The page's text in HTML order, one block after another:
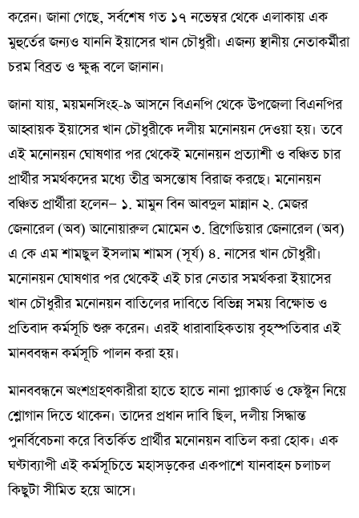
করেন। জানা গেছে, সর্বশেষ গত ১৭ নভেম্বর থেকে এলাকায় এক
মুহুর্তের জন্যও যাননি ইয়াসের খান চৌধুরী। এজন্য স্থানীয় নেতাকর্মীরা
চরম বিব্রত ও ক্ষুব্ধ বলে জানান।
জানা যায়, ময়মনসিংহ-৯ আসনে বিএনপি থেকে উপজেলা বিএনপির
আহ্বায়ক ইয়াসের খান চৌধুরীকে দলীয় মনোনয়ন দেওয়া হয়। তবে
এই মনোনয়ন ঘোষণার পর থেকেই মনোনয়ন প্রত্যাশী ও বঞ্চিত চার
প্রার্থীর সমর্থকদের মধ্যে তীব্র অসন্তোষ বিরাজ করছে। মনোনয়ন
বঞ্চিত প্রার্থীরা হলেন— ১. মামুন বিন আবদুল মান্নান ২. মেজর
জেনারেল (অব) আনোয়ারুল মোমেন ৩. ব্রিগেডিয়ার জেনারেল (অব)
এ কে এম শামছুল ইসলাম শামস (সূর্য) ৪. নাসের খান চৌধুরী।
মনোনয়ন ঘোষণার পর থেকেই এই চার নেতার সমর্থকরা ইয়াসের
খান চৌধুরীর মনোনয়ন বাতিলের দাবিতে বিভিন্ন সময় বিক্ষোভ ও
প্রতিবাদ কর্মসূচি শুরু করেন। এরই ধারাবাহিকতায় বৃহস্পতিবার এই
মানববন্ধন কর্মসূচি পালন করা হয়।
মানববন্ধনে অংশগ্রহণকারীরা হাতে হাতে নানা প্ল্যাকার্ড ও ফেস্টুন নিয়ে
শ্লোগান দিতে থাকেন। তাদের প্রধান দাবি ছিল, দলীয় সিদ্ধান্ত
পুনর্বিবেচনা করে বিতর্কিত প্রার্থীর মনোনয়ন বাতিল করা হোক। এক
ঘণ্টাব্যাপী এই কর্মসূচিতে মহাসড়কের একপাশে যানবাহন চলাচল
কিছুটা সীমিত হয়ে আসে।